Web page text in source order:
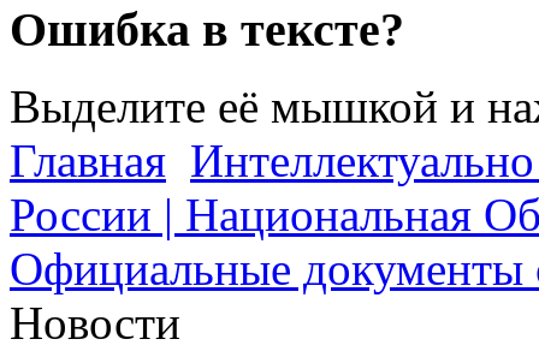
Ошибка в тексте?
Выделите её мышкой и
Главная
России | Национальная
Официальные документы
Новости